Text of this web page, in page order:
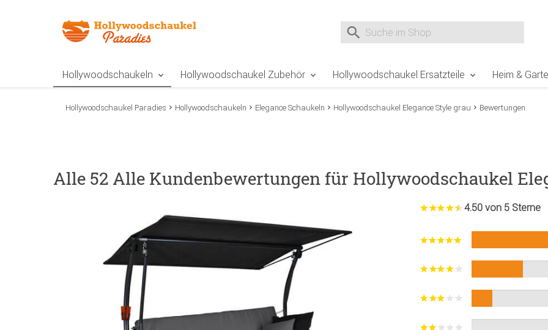
Suche nach
Hollywoodschaukeln Hollywoodschaukel Zubehör Hollywoodschaukel Ersatzteile Heim &
Hollywoodschaukel Paradies Hollywoodschaukeln Elegance Schaukeln Hollywoodschaukel Elegance Style grau Bewertungen
Alle 52 Alle Kundenbewertungen für Hollywoodschaukel
4.50 von 5 Sterne